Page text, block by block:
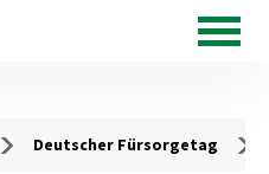
Deutscher Fürsorgetag